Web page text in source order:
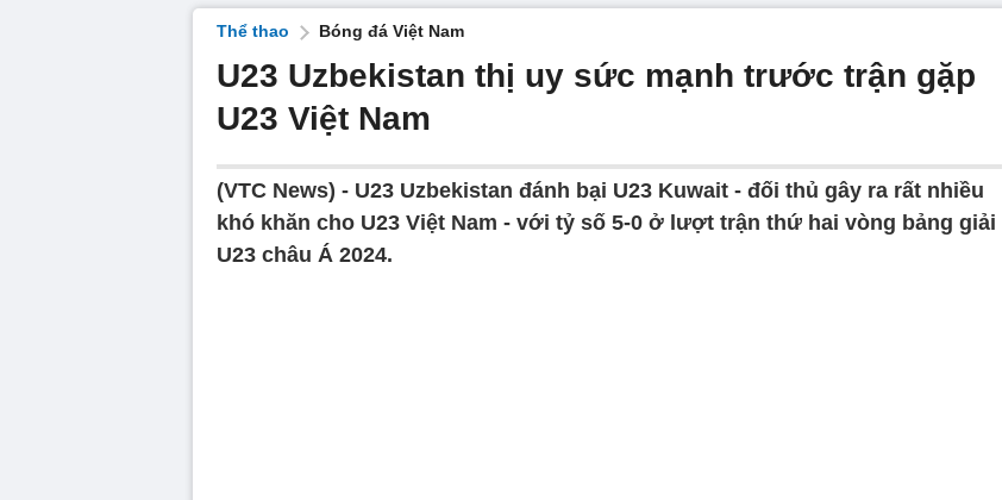
Thể thao Bóng đá Việt Nam
U23 Uzbekistan thị uy sức mạnh trước trận gặp
U23 Việt Nam
(VTC News) - U23 Uzbekistan đánh bại U23 Kuwait - đối thủ gây ra rất nhiều
khó khăn cho U23 Việt Nam - với tỷ số 5-0 ở lượt trận thứ hai vòng bảng giải
U23 châu Á 2024.